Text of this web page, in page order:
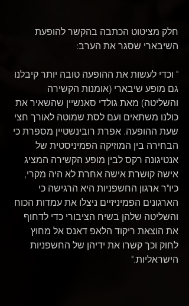
חלק מציטוט הכתבה בהקשר להופעת
השיבארי שסגר את הערב:
" וכדי לעשות את ההופעה טובה יותר קיבלנו
גם מופע שיבארי (אומנות הקשירה
והשליטה) מאת גולדי סאנשיין שהשאיר את
כולנו משתאים ועם לסת שמוטה לאורך חצי
שעת ההופעה. אפרת רובינשטיין מספרת כי
הבחירה בין המוזיקה הפמיניסטית של
אנטיגונה רקס לבין מופע הקשירה המציג
אישה קושרת אישה אחרת לא היה מקרי,
כיו"ר ארגון החשפניות היא הרגישה כי
הארגונים הפמיניזיים ניצלו את עמדות הכוח
והשליטה שלהן בשיח הציבורי כדי לדחוף
את הוצאת ריקוד הלאפ דאנס אל מחוץ
לחוק וכך קשרו את ידיהן של החשפניות
הישראליות."